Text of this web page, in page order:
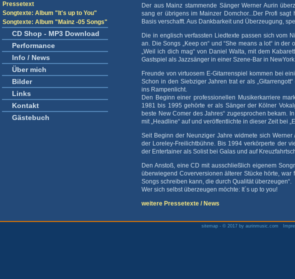
Pressetext
Songtexte: Album "It's up to You"
Songtexte: Album "Mainz -05 Songs"
CD Shop - MP3 Download
Performance
Info / News
Über mich
Bilder
Links
Kontakt
Gästebuch
Der aus Mainz stammende Sänger Werner Aurin
sang er übrigens im Mainzer Domchor...Der Profi
Basis verschafft. Aus Dankbarkeit und Überzeugung,
Die in englisch verfassten Liedtexte passen sich vom
an. Die Songs „Keep on“ und “She means a lot“ in
„Weil ich dich mag“ von Daniel Walta, mit dem
Gastspiel als Jazzsänger in einer Szene-Bar in
Freunde von virtuosem E-Gitarrenspiel kommen bei
Schon in den Siebziger Jahren trat er als
ins Rampenlicht.
Den Beginn einer professionellen Musikerkarriere
1981 bis 1995 gehörte er als Sänger der Kölner
beste New Comer des Jahres“ zugesprochen bekam.
mit „Headline“ auf und veröffentlichte in dieser Zeit bei
Seit Beginn der Neunziger Jahre widmete sich
der Loreley-Freilichtbühne. Bis 1994 verkörperte der
der Entertainer als Solist bei Galas und auf
Den Anstoß, eine CD mit ausschließlich eigenem
überwiegend Coverversionen älterer Stücke hörte,
Songs schreiben kann, die durch Qualität überzeugen“.
Wer sich selbst überzeugen möchte: It´s up to you!
weitere Pressetexte / News
sitemap - © 2017 by aurinmusic.com